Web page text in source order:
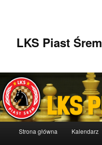
LKS Piast Śrem
Strona główna Kalendarz